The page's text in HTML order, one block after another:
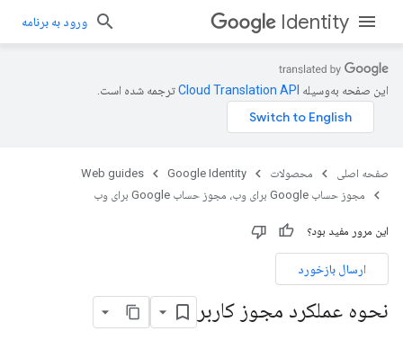
Identity ورود به برنامه
این صفحه به‌وسیله ترجمه شده است.
صفحه اصلی محصولات Google Identity
Web guides
مجوز حساب Google برای وب، مجوز حساب Google برای وب
این مرور مفید بود؟
ارسال بازخورد
نحوه عملکرد مجوز کاربر